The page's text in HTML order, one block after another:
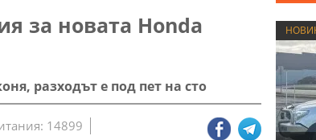
за новата Honda
разходът е под пет на сто
14899